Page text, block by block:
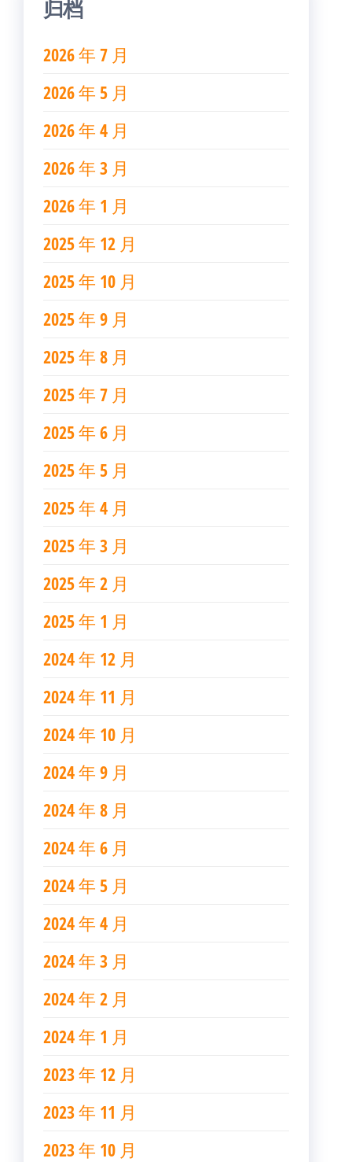
归档
2026 年 7 月
2026 年 5 月
2026 年 4 月
2026 年 3 月
2026 年 1 月
2025 年 12 月
2025 年 10 月
2025 年 9 月
2025 年 8 月
2025 年 7 月
2025 年 6 月
2025 年 5 月
2025 年 4 月
2025 年 3 月
2025 年 2 月
2025 年 1 月
2024 年 12 月
2024 年 11 月
2024 年 10 月
2024 年 9 月
2024 年 8 月
2024 年 6 月
2024 年 5 月
2024 年 4 月
2024 年 3 月
2024 年 2 月
2024 年 1 月
2023 年 12 月
2023 年 11 月
2023 年 10 月